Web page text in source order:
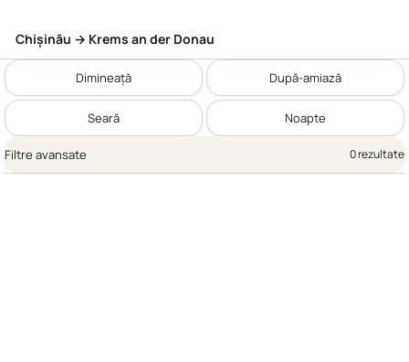
Chișinău → Krems an der Donau
Dimineață După-amiază
Seară Noapte
Filtre avansate 0 rezultate